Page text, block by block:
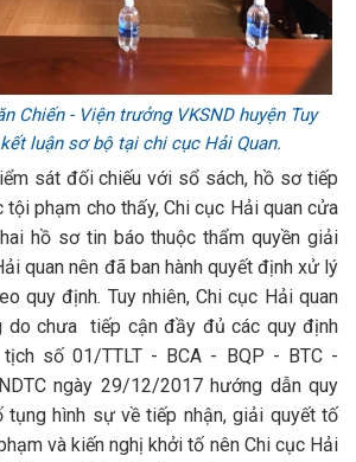
Chiến - Viện trưởng VKSND huyện Tuy
luận sơ bộ tại chi cục Hải Quan.
sát đối chiếu với sổ sách, hồ sơ tiếp
tội phạm cho thấy, Chi cục Hải quan cửa
hồ sơ tin báo thuộc thẩm quyền giải
quan nên đã ban hành quyết định xử lý
quy định. Tuy nhiên, Chi cục Hải quan
do chưa tiếp cận đầy đủ các quy định
số 01/TTLT - BCA - BQP - BTC -
ngày 29/12/2017 hướng dẫn quy
tụng hình sự về tiếp nhận, giải quyết tố
và kiến nghị khởi tố nên Chi cục Hải